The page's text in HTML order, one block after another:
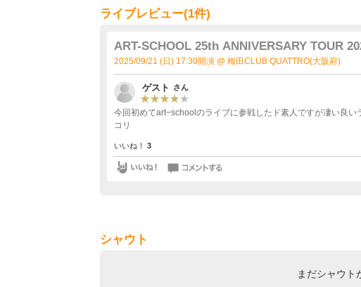
ライブレビュー(1件)
ART-SCHOOL 25th ANNIVERSARY TOUR
2025/09/21 (日) 17:30開演 @ 梅田CLUB QUATTRO(大阪府)
ゲスト さん
今回初めてart−schoolのライブに参戦したド素人ですが凄い良
コリ
いいね！ 3
シャウト
まだシャウト